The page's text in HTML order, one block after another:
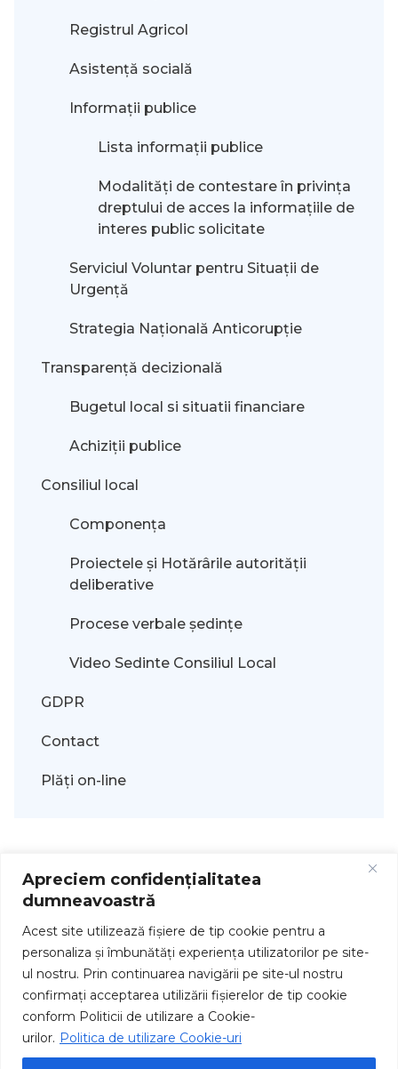
Apreciem confidențialitatea
dumneavoastră
Acest site utilizează fişiere de tip cookie pentru a
personaliza și îmbunătăți experiența utilizatorilor pe site-
ul nostru. Prin continuarea navigării pe site-ul nostru
confirmați acceptarea utilizării fişierelor de tip cookie
conform Politicii de utilizare a Cookie-
urilor. Politica de utilizare Cookie-uri
Registrul Agricol
Asistență socială
Informații publice
Lista informații publice
Modalităţi de contestare în privinţa
dreptului de acces la informaţiile de
interes public solicitate
Serviciul Voluntar pentru Situații de
Urgență
Strategia Națională Anticorupție
Transparență decizională
Bugetul local si situatii financiare
Achiziții publice
Consiliul local
Componența
Proiectele și Hotărârile autorității
deliberative
Procese verbale ședințe
Video Sedinte Consiliul Local
GDPR
Contact
Plăți on-line
Drepturi de autor © 2026